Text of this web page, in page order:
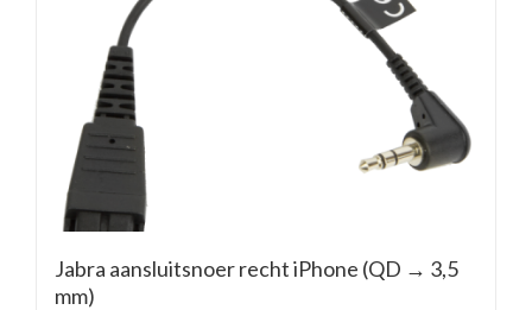
Jabra aansluitsnoer recht iPhone (QD → 3,5
mm)